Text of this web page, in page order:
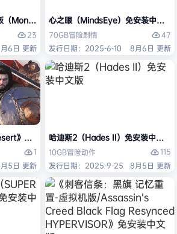
（Monster Hunter Wilds HYPERVISOR）免安
23
6日 更新
心之眼（MindsEye）免安装中文版
70GB冒险剧情
47
发行日期：2025-6-10
8月6日 更新
》免安装中文版
1
5日 更新
哈迪斯2（Hades II）免安装中文版
10GB冒险动作
115
发行日期：2025-9-25
8月5日 更新